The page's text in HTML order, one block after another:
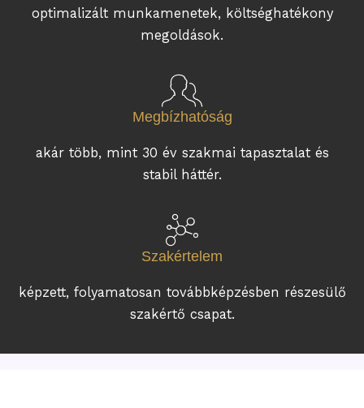
optimalizált munkamenetek, költséghatékony
megoldások.
Megbízhatóság
akár több, mint 30 év szakmai tapasztalat és
stabil háttér.
Szakértelem
képzett, folyamatosan továbbképzésben részesülő
szakértő csapat.